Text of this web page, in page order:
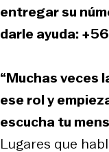
entregar su
darle ayuda:
“Muchas veces
ese rol y
escucha tu
Lugares que